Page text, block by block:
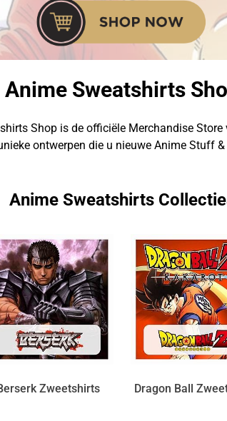
Anime Sweatshirts
Shop is de officiële Merchandise Store
ontwerpen die u nieuwe Anime Stuff
Anime Sweatshirts
Zweetshirts Dragon Ball